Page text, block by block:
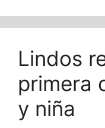
Lindos
primera
y niña